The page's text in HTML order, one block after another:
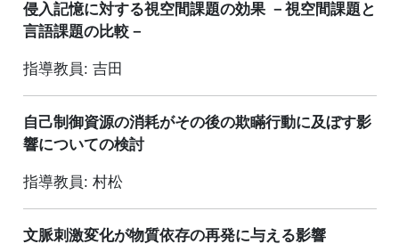
侵入記憶に対する視空間課題の効果 －視空間課題と
言語課題の比較－
指導教員: 吉田
自己制御資源の消耗がその後の欺瞞行動に及ぼす影
響についての検討
指導教員: 村松
文脈刺激変化が物質依存の再発に与える影響